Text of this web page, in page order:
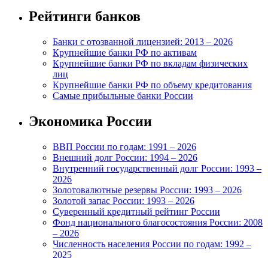
Рейтинги банков
Банки с отозванной лицензией: 2013 – 2026
Крупнейшие банки РФ по активам
Крупнейшие банки РФ по вкладам физических
лиц
Крупнейшие банки РФ по объему кредитования
Самые прибыльные банки России
Экономика России
ВВП России по годам: 1991 – 2026
Внешний долг России: 1994 – 2026
Внутренний государственный долг России: 1993 –
2026
Золотовалютные резервы России: 1993 – 2026
Золотой запас России: 1993 – 2026
Суверенный кредитный рейтинг России
Фонд национального благосостояния России: 2008
– 2026
Численность населения России по годам: 1992 –
2025